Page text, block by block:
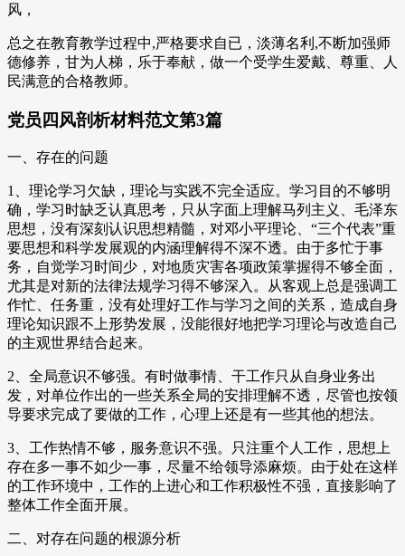
风，
总之在教育教学过程中,严格要求自已，淡薄名利,不断加强师
德修养，甘为人梯，乐于奉献，做一个受学生爱戴、尊重、人
民满意的合格教师。
党员四风剖析材料范文第3篇
一、存在的问题
1、理论学习欠缺，理论与实践不完全适应。学习目的不够明
确，学习时缺乏认真思考，只从字面上理解马列主义、毛泽东
思想，没有深刻认识思想精髓，对邓小平理论、“三个代表”重
要思想和科学发展观的内涵理解得不深不透。由于多忙于事
务，自觉学习时间少，对地质灾害各项政策掌握得不够全面，
尤其是对新的法律法规学习得不够深入。从客观上总是强调工
作忙、任务重，没有处理好工作与学习之间的关系，造成自身
理论知识跟不上形势发展，没能很好地把学习理论与改造自己
的主观世界结合起来。
2、全局意识不够强。有时做事情、干工作只从自身业务出
发，对单位作出的一些关系全局的安排理解不透，尽管也按领
导要求完成了要做的工作，心理上还是有一些其他的想法。
3、工作热情不够，服务意识不强。只注重个人工作，思想上
存在多一事不如少一事，尽量不给领导添麻烦。由于处在这样
的工作环境中，工作的上进心和工作积极性不强，直接影响了
整体工作全面开展。
二、对存在问题的根源分析